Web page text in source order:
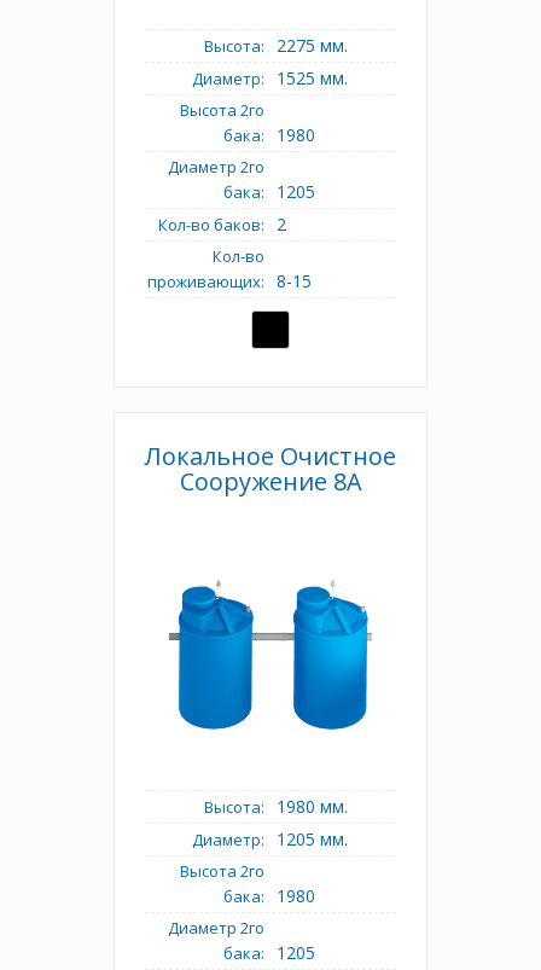
Высота: 2275 мм.
Диаметр: 1525 мм.
Высота 2го
бака:
1980
Диаметр 2го
бака:
1205
Кол-во баков: 2
Кол-во
проживающих:
8-15
Локальное Очистное
Сооружение 8А
Высота: 1980 мм.
Диаметр: 1205 мм.
Высота 2го
бака:
1980
Диаметр 2го
бака:
1205